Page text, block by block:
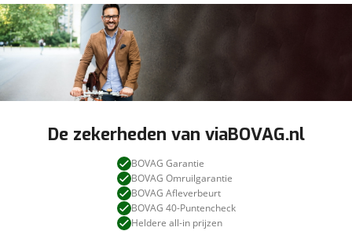
De zekerheden van viaBOVAG.nl
BOVAG Garantie
BOVAG Omruilgarantie
BOVAG Afleverbeurt
BOVAG 40-Puntencheck
Heldere all-in prijzen